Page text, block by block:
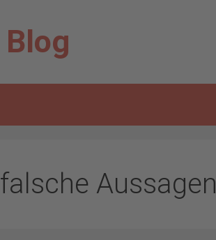
Blog
falsche Aussagen